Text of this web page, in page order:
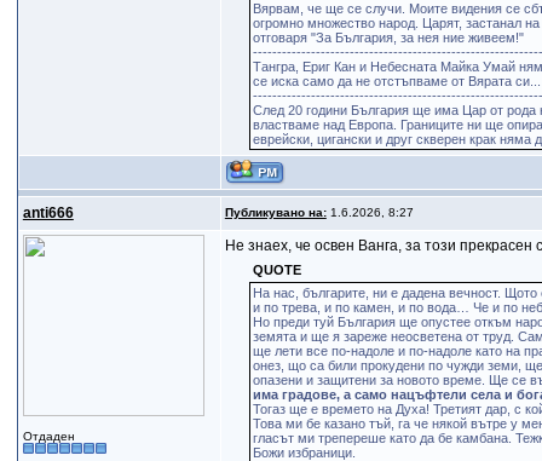
Вярвам, че ще се случи. Моите видения се
огромно множество народ. Царят, застанал
отговаря "За България, за нея ние живеем!"
Тангра, Ериг Кан и Небесната Майка Умай
се иска само да не отстъпваме от Вярата си...
След 20 години България ще има Цар от
властваме над Европа. Границите ни ще
еврейски, цигански и друг скверен крак няма
anti666 Публикувано на:1.6.2026, 8:27
Отдаден
Не знаех, че освен Ванга, за този
QUOTE
На нас, българите, ни е дадена вечност.
и по трева, и по камен, и по вода… Че и по
Но преди туй България ще опустее откъм
земята и ще я зареже неосветена от труд.
ще лети все по-надоле и по-надоле като на
онез, що са били прокудени по чужди земи,
опазени и защитени за новото време. Ще се
има градове, а само нацъфтели села и
Тогаз ще е времето на Духа! Третият дар, с
Това ми бе казано тъй, га че някой вътре у
гласът ми трепереше като да бе камбана.
Божи избраници.